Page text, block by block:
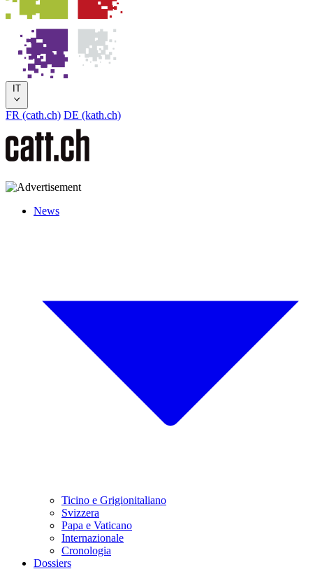
IT
FR (cath.ch) DE (kath.ch)
News
Ticino e Grigionitaliano
Svizzera
Papa e Vaticano
Internazionale
Cronologia
Dossiers